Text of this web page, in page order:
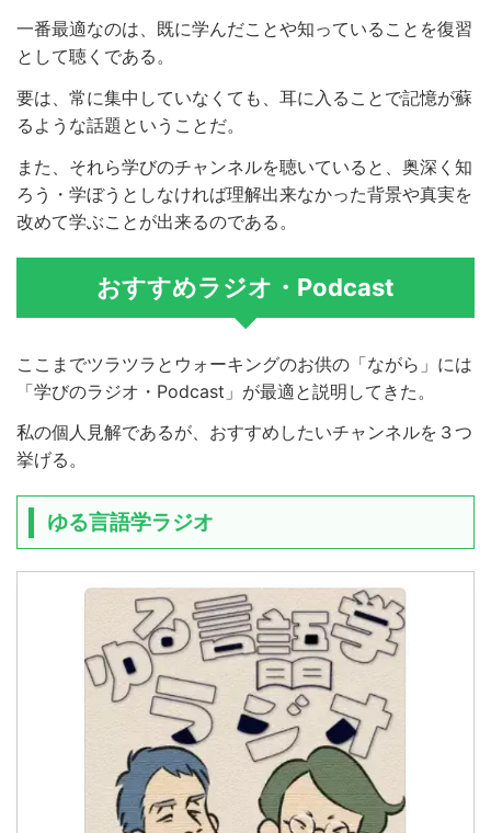
一番最適なのは、既に学んだことや知っていることを復習
として聴くである。
要は、常に集中していなくても、耳に入ることで記憶が蘇
るような話題ということだ。
また、それら学びのチャンネルを聴いていると、奥深く知
ろう・学ぼうとしなければ理解出来なかった背景や真実を
改めて学ぶことが出来るのである。
おすすめラジオ・Podcast
ここまでツラツラとウォーキングのお供の「ながら」には
「学びのラジオ・Podcast」が最適と説明してきた。
私の個人見解であるが、おすすめしたいチャンネルを３つ
挙げる。
ゆる言語学ラジオ